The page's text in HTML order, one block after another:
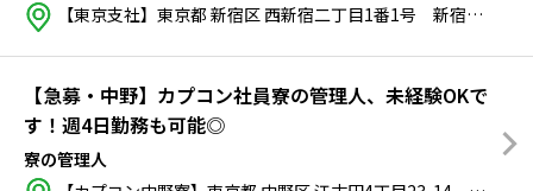
【東京支社】東京都 新宿区 西新宿二丁目1番1号 新宿三井ビル
【急募・中野】カプコン社員寮の管理人、未経験OKで
す！週4日勤務も可能◎
寮の管理人